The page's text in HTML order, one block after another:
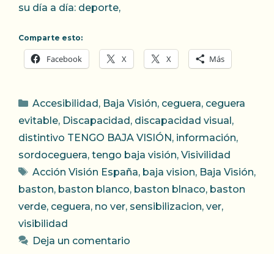
su día a día: deporte,
Comparte esto:
Facebook X X Más
Categorías
Accesibilidad , Baja Visión, ceguera, ceguera
evitable, Discapacidad , discapacidad visual ,
distintivo TENGO BAJA VISIÓN , información,
sordoceguera, tengo baja visión, Visivilidad
Etiquetas
Acción Visión España, baja vision, Baja Visión,
baston, baston blanco, baston blnaco, baston
verde, ceguera, no ver, sensibilizacion, ver,
visibilidad
Deja un comentario